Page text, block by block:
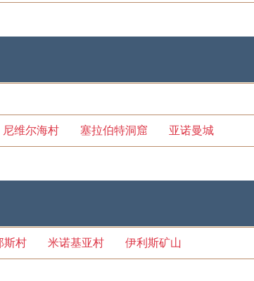
尼维尔海村 塞拉伯特洞窟 亚诺曼城
斯村 米诺基亚村 伊利斯矿山